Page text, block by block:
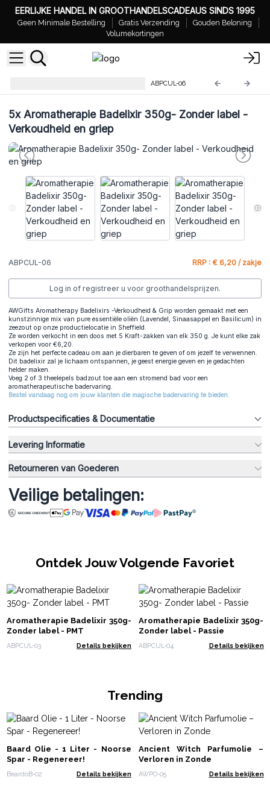
EERLIJKE HANDEL IN GROOTHANDELSCADEAUS SINDS 1995
Geen Minimale Bestelling Gratis Verzending
Gouden Beloning
Volumekortingen
ABPCUL-06
5xAromatherapie Badelixir 350g- Zonder label -
Verkoudheid en griep
ABPCUL-06 RRP : € 6,20 / zakje
Log in of registreer u voor groothandelsprijzen.
AWGifts Aromatherapy Badelixirs -Verkoudheid & Grip worden gemaakt met een
kunstzinnige mix van pure essentiële oliën (Lavendel, Sinaasappel en Basilicum) in
zeezout op onze productielocatie in Sheffield.
Ze worden verkocht in een doos met 5 Kraft-zakken van elk 350 g. Je kunt elke zak
verkopen voor €6,20.
Ze zijn het perfecte cadeau om aan je dierbaren te geven of om jezelf te verwennen.
Dit badelixir zal je lichaam ontspannen, je geest energie geven en je gedachten
helder maken.
Voeg 2 of 3 theelepels badzout toe aan een stromend bad voor een
aromatherapeutische badervaring.
Bestel vandaag nog om jouw klanten die magische badervaring te bieden.
Productspecificaties & Documentatie
Levering Informatie
Retourneren van Goederen
Veilige betalingen:
Ontdek Jouw Volgende Favoriet
Aromatherapie Badelixir 350g-
Zonder label - PMT
ABPCUL-03 Details bekijken
Aromatherapie Badelixir 350g-
Zonder label - Passie
ABPCUL-04 Details bekijken
Trending
Baard Olie - 1 Liter - Noorse
Spar - Regenereer!
BeardoB-02 Details bekijken
Ancient Witch Parfumolie –
Verloren in Zonde
AWPO-05 Details bekijken